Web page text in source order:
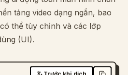
tảng video dạng ngắn, bao
thể tùy chỉnh và các lớp
(UI).